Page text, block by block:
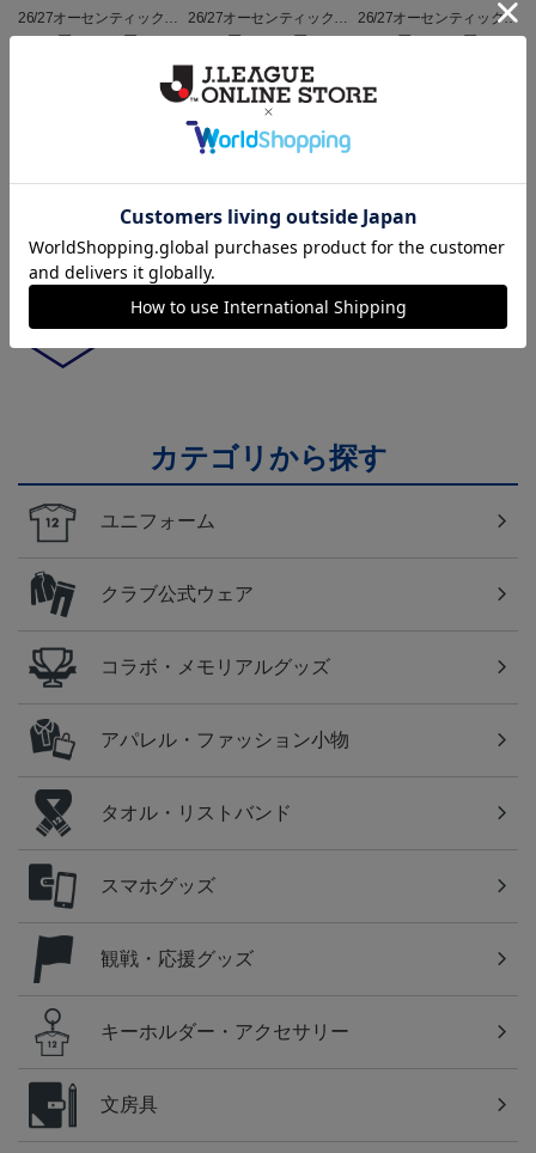
26/27オーセンティックユ
ニフォーム半袖（FP1st）
26/27オーセンティックユ
ニフォーム半袖（FP2n
26/27オーセンティックユ
ニフォーム長袖（FP1st）
チームマスコット「ディーオ」グッズは、サポータ
ーやファン必見！
山形
モンテディオ山形のすべてのグッズをチェックした
カテゴリから探す
ユニフォーム
クラブ公式ウェア
コラボ・メモリアルグッズ
アパレル・ファッション小物
タオル・リストバンド
スマホグッズ
観戦・応援グッズ
キーホルダー・アクセサリー
文房具